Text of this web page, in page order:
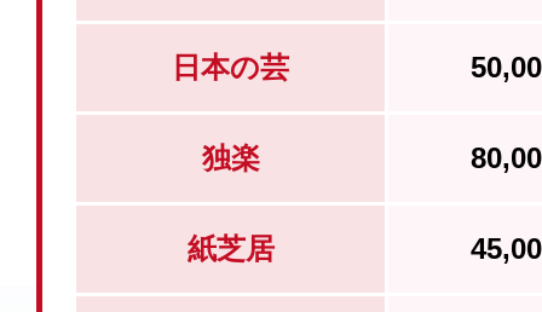
日本の芸
独楽
紙芝居